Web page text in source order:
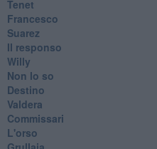
Tenet
Francesco
Suarez
​Il responso
Willy
Non lo so
Destino
Valdera
Commissari
L'orso